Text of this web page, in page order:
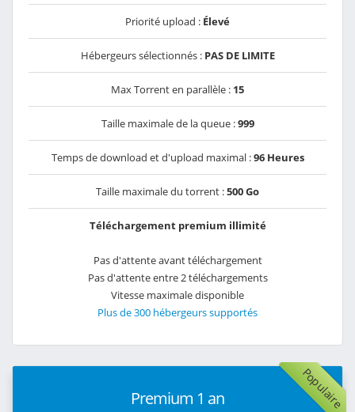
Priorité upload : Élevé
Hébergeurs sélectionnés : PAS DE LIMITE
Max Torrent en parallèle : 15
Taille maximale de la queue :999
Temps de download et d'upload maximal :96 Heures
Taille maximale du torrent :500 Go
Téléchargement premium illimité
Pas d'attente avant téléchargement
Pas d'attente entre 2 téléchargements
Vitesse maximale disponible
Plus de 300 hébergeurs supportés
Populaire
Premium 1 an